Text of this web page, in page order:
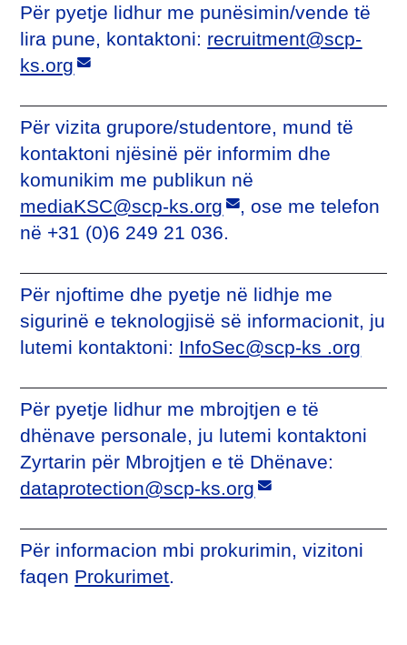
Pёr pyetje lidhur me punёsimin/vende tё
lira pune, kontaktoni: recruitment@scp-
ks.org
Pёr vizita grupore/studentore, mund të
kontaktoni njësinë për informim dhe
komunikim me publikun në
mediaKSC@scp-ks.org
, ose me telefon
në +31 (0)6 249 21 036.
Për njoftime dhe pyetje në lidhje me
sigurinë e teknologjisë së informacionit, ju
lutemi kontaktoni: InfoSec@scp-ks .org
Për pyetje lidhur me mbrojtjen e të
dhënave personale, ju lutemi kontaktoni
Zyrtarin për Mbrojtjen e të Dhënave:
dataprotection@scp-ks.org
Për informacion mbi prokurimin, vizitoni
faqen Prokurimet